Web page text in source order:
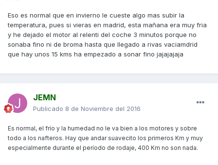
Eso es normal que en invierno le cueste algo mas subir la
temperatura, pues si vieras en madrid, esta mañana era muy fria
y he dejado el motor al relenti del coche 3 minutos porque no
sonaba fino ni de broma hasta que llegado a rivas vaciamdrid
que hay unos 15 kms ha empezado a sonar fino jajajajaja
JEMN
Publicado 8 de Noviembre del 2016
Es normal, el frío y la humedad no le va bien a los motores y sobre
todo a los nafteros. Hay que andar suavecito los primeros Km y muy
especialmente durante el período de rodaje, 400 Km no son nada.